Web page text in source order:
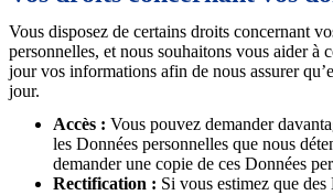
Vous disposez de certains droits concernant
personnelles, et nous souhaitons vous aider à
jour vos informations afin de nous assurer
jour.
Accès : Vous pouvez demander
les Données personnelles que nous
demander une copie de ces Données
Rectification : Si vous estimez que